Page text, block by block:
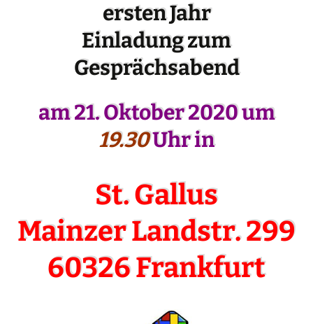
ersten Jahr
Einladung zum
Gesprächsabend
am 21. Oktober 2020 um
19.30Uhr in
St. Gallus
Mainzer Landstr. 299
60326 Frankfurt